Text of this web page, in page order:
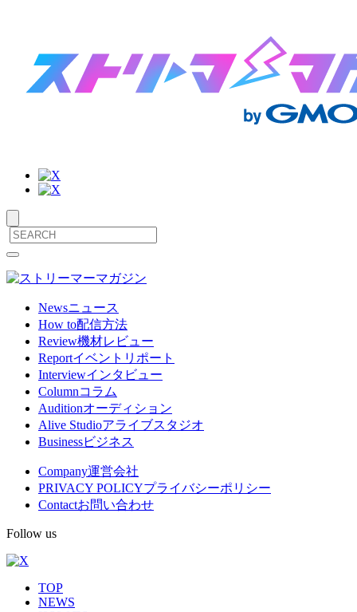
サ
イ
メ
ニ
Newsニュース
How to配信方法
Review機材レビュー
Reportイベントリポート
Interviewインタビュー
Columnコラム
Auditionオーディション
Alive Studioアライブスタジオ
Businessビジネス
Company運営会社
PRIVACY POLICYプライバシーポリシー
Contactお問い合わせ
Follow us
TOP
NEWS